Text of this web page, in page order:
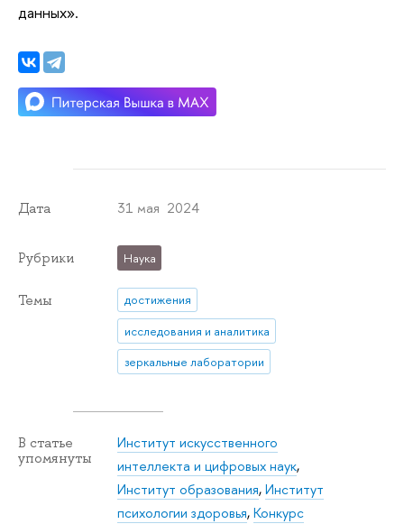
данных».
Дата 31 мая 2024
Рубрики Наука
Темы
достижения
исследования и аналитика
зеркальные лаборатории
В статье
упомянуты
Институт искусственного
интеллекта и цифровых наук,
Институт образования,Институт
психологии здоровья,Конкурс